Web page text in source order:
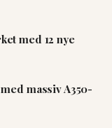
med 12 nye
massiv A350-